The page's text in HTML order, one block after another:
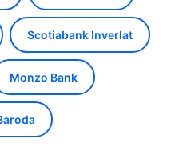
Scotiabank Inverlat
Monzo Bank